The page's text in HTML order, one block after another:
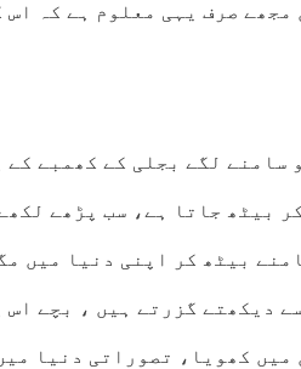
صرف یہی معلوم ہے کہ اس
سامنے لگے بجلی کے کھمبے کے
بیٹھ جاتا ہے، سب پڑھے
بیٹھ کر اپنی دنیا میں
دیکھتے گزرتے ہیں ، بچے اس
کھویا، تصوراتی دنیا